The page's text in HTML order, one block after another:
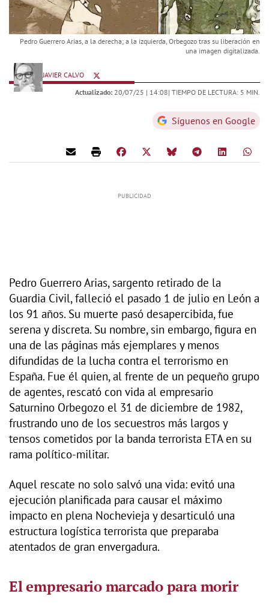
Pedro Guerrero Arias, a la derecha; a la izquierda, Orbegozo tras su liberación en
una imagen digitalizada.
JAVIER CALVO
Actualizado: 20/07/25 | 14:08| TIEMPO DE LECTURA: 5 MIN.
Síguenos en Google
Pedro Guerrero Arias, sargento retirado de la
Guardia Civil, falleció el pasado 1 de julio en León a
los 91 años. Su muerte pasó desapercibida, fue
serena y discreta. Su nombre, sin embargo, figura en
una de las páginas más ejemplares y menos
difundidas de la lucha contra el terrorismo en
España. Fue él quien, al frente de un pequeño grupo
de agentes, rescató con vida al empresario
Saturnino Orbegozo el 31 de diciembre de 1982,
frustrando uno de los secuestros más largos y
tensos cometidos por la banda terrorista ETA en su
rama político-militar.
Aquel rescate no solo salvó una vida: evitó una
ejecución planificada para causar el máximo
impacto en plena Nochevieja y desarticuló una
estructura logística terrorista que preparaba
atentados de gran envergadura.
El empresario marcado para morir